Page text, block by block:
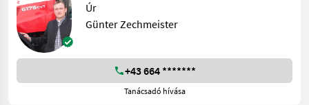
Úr
Günter Zechmeister
+43 664 *******
Tanácsadó hívása